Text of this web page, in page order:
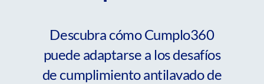
Descubra cómo Cumplo360
puede adaptarse a los desafíos
de cumplimiento antilavado de